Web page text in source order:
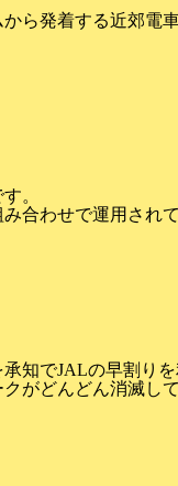
ら発着する近郊電車
。
合わせで運用され
知でJALの早割り
がどんどん消滅し